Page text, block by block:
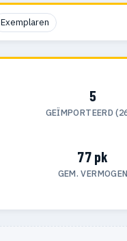
Exemplaren
5
GEÏMPORTEERD
77 pk
GEM. VERMOGEN